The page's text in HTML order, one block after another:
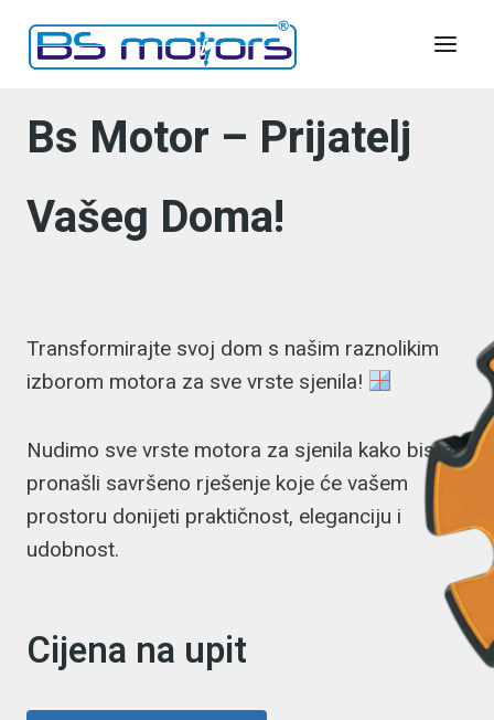
Bs Motor – Prijatelj
Vašeg Doma!
Transformirajte svoj dom s našim raznolikim
izborom motora za sve vrste sjenila!
Nudimo sve vrste motora za sjenila kako biste
pronašli savršeno rješenje koje će vašem
prostoru donijeti praktičnost, eleganciju i
udobnost.
Cijena na upit